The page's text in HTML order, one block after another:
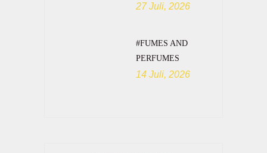
27 Juli, 2026
#FUMES AND
PERFUMES
14 Juli, 2026